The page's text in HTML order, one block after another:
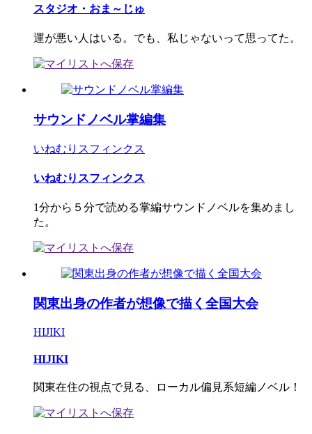
スタジオ・おま～じゅ
運が悪い人はいる。でも、私じゃないって思ってた。
サウンドノベル掌編集
いねむりスフィンクス
いねむりスフィンクス
1分から５分で読める掌編サウンドノベルを集めまし
た。
関東出身の作者が想像で描く全国大会
HIJIKI
HIJIKI
関東在住の視点で見る、ローカル偏見系短編ノベル！